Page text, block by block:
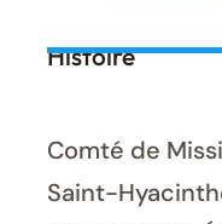
Histoire
Comté de
Saint-